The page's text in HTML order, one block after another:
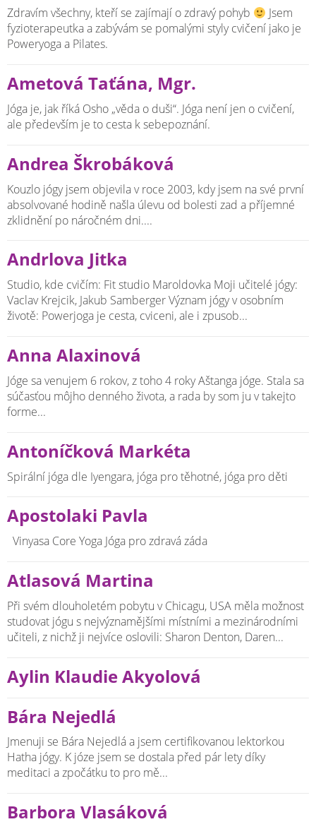
Zdravím všechny, kteří se zajímají o zdravý pohyb
Jsem
fyzioterapeutka a zabývám se pomalými styly cvičení jako je
Poweryoga a Pilates.
Ametová Taťána, Mgr.
Jóga je, jak říká Osho „věda o duši“. Jóga není jen o cvičení,
ale především je to cesta k sebepoznání.
Andrea Škrobáková
Kouzlo jógy jsem objevila v roce 2003, kdy jsem na své první
absolvované hodině našla úlevu od bolesti zad a příjemné
zklidnění po náročném dni....
Andrlova Jitka
Studio, kde cvičím: Fit studio Maroldovka Moji učitelé jógy:
Vaclav Krejcik, Jakub Samberger Význam jógy v osobním
životě: Powerjoga je cesta, cviceni, ale i zpusob...
Anna Alaxinová
Jóge sa venujem 6 rokov, z toho 4 roky Aštanga jóge. Stala sa
súčasťou môjho denného života, a rada by som ju v takejto
forme...
Antoníčková Markéta
Spirální jóga dle Iyengara, jóga pro těhotné, jóga pro děti
Apostolaki Pavla
Vinyasa Core Yoga Jóga pro zdravá záda
Atlasová Martina
Při svém dlouholetém pobytu v Chicagu, USA měla možnost
studovat jógu s nejvýznamějšími místními a mezinárodními
učiteli, z nichž ji nejvíce oslovili: Sharon Denton, Daren...
Aylin Klaudie Akyolová
Bára Nejedlá
Jmenuji se Bára Nejedlá a jsem certifikovanou lektorkou
Hatha jógy. K józe jsem se dostala před pár lety díky
meditaci a zpočátku to pro mě...
Barbora Vlasáková